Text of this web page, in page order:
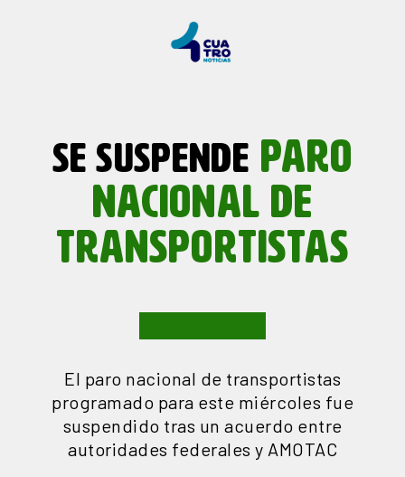
SE SUSPENDE PARO
NACIONAL DE
TRANSPORTISTAS
El paro nacional de transportistas
programado para este miércoles fue
suspendido tras un acuerdo entre
autoridades federales y AMOTAC